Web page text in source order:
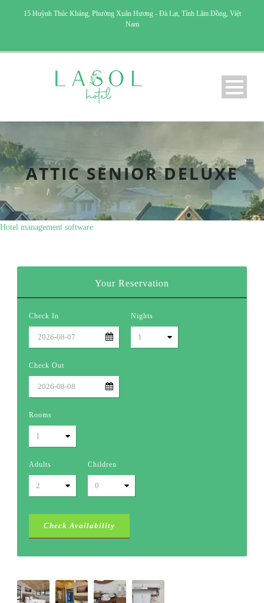
15 Huỳnh Thúc Kháng, Phường Xuân Hương - Đà Lạt, Tỉnh Lâm Đồng, Việt
Nam
ATTIC SENIOR DELUXE
Hotel management software
Your Reservation
Check In Nights
Check Out
Rooms
Adults Children